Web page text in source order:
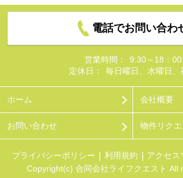
電話でお問い合わ
営業時間：
9:30～18：00
定休日：
毎日曜日、水曜日、
ホーム 会社概要
お問い合わせ 物件リクエ
プライバシーポリシー 利用規約 アクセス
Copyright(c) 合同会社ライフクエスト All